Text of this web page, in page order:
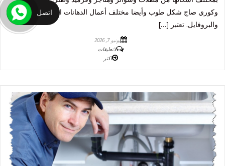
وكوري صاج شكل طوب وأيضا مختلف أعمال الدهانات الداخلية والخارجية
والبروفايل. تعتبر […]
يونيو 7, 2026
لاتعليقات
اكثر
اتصل